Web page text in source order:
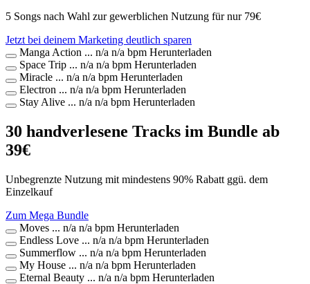
5 Songs nach Wahl zur gewerblichen Nutzung für nur 79€
Jetzt bei deinem Marketing deutlich sparen
Manga Action ... n/a n/a bpm Herunterladen
Space Trip ... n/a n/a bpm Herunterladen
Miracle ... n/a n/a bpm Herunterladen
Electron ... n/a n/a bpm Herunterladen
Stay Alive ... n/a n/a bpm Herunterladen
30 handverlesene Tracks im Bundle ab
39€
Unbegrenzte Nutzung mit mindestens 90% Rabatt ggü. dem
Einzelkauf
Zum Mega Bundle
Moves ... n/a n/a bpm Herunterladen
Endless Love ... n/a n/a bpm Herunterladen
Summerflow ... n/a n/a bpm Herunterladen
My House ... n/a n/a bpm Herunterladen
Eternal Beauty ... n/a n/a bpm Herunterladen